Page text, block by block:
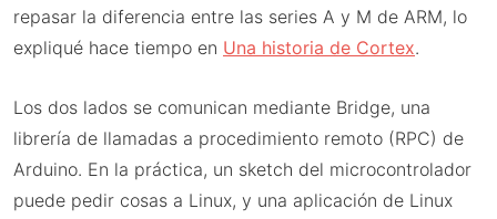
repasar la diferencia entre las series A y M de ARM, lo
expliqué hace tiempo en Una historia de Cortex.
Los dos lados se comunican mediante Bridge, una
librería de llamadas a procedimiento remoto (RPC) de
Arduino. En la práctica, un sketch del microcontrolador
puede pedir cosas a Linux, y una aplicación de Linux